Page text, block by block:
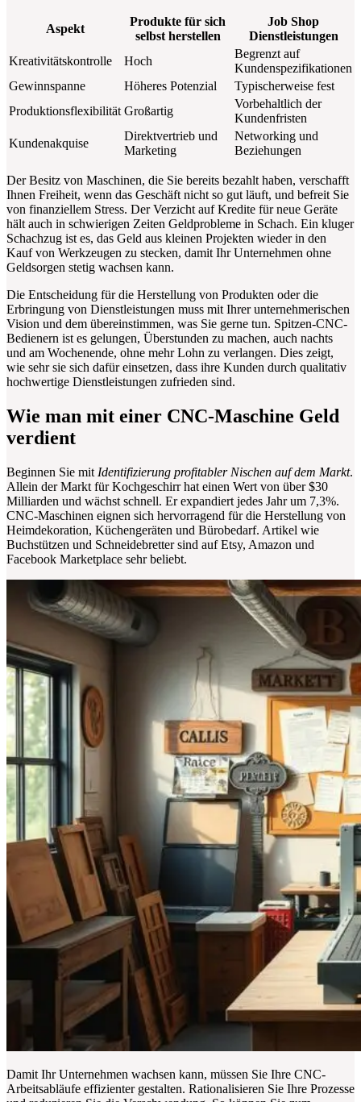
Aspekt
Produkte für sich
selbst herstellen
Job Shop
Dienstleistungen
Kreativitätskontrolle
Hoch
Begrenzt auf
Kundenspezifikationen
Gewinnspanne
Höheres Potenzial
Typischerweise fest
Produktionsflexibilität Großartig
Vorbehaltlich der
Kundenfristen
Kundenakquise
Direktvertrieb und
Marketing
Networking und
Beziehungen
Der Besitz von Maschinen, die Sie bereits bezahlt haben, verschafft
Ihnen Freiheit, wenn das Geschäft nicht so gut läuft, und befreit Sie
von finanziellem Stress. Der Verzicht auf Kredite für neue Geräte
hält auch in schwierigen Zeiten Geldprobleme in Schach. Ein kluger
Schachzug ist es, das Geld aus kleinen Projekten wieder in den
Kauf von Werkzeugen zu stecken, damit Ihr Unternehmen ohne
Geldsorgen stetig wachsen kann.
Die Entscheidung für die Herstellung von Produkten oder die
Erbringung von Dienstleistungen muss mit Ihrer unternehmerischen
Vision und dem übereinstimmen, was Sie gerne tun. Spitzen-CNC-
Bedienern ist es gelungen, Überstunden zu machen, auch nachts
und am Wochenende, ohne mehr Lohn zu verlangen. Dies zeigt,
wie sehr sie sich dafür einsetzen, dass ihre Kunden durch qualitativ
hochwertige Dienstleistungen zufrieden sind.
Wie man mit einer CNC-Maschine Geld
verdient
Beginnen Sie mit Identifizierung profitabler Nischen auf dem Markt.
Allein der Markt für Kochgeschirr hat einen Wert von über $30
Milliarden und wächst schnell. Er expandiert jedes Jahr um 7,3%.
CNC-Maschinen eignen sich hervorragend für die Herstellung von
Heimdekoration, Küchengeräten und Bürobedarf. Artikel wie
Buchstützen und Schneidebretter sind auf Etsy, Amazon und
Facebook Marketplace sehr beliebt.
Damit Ihr Unternehmen wachsen kann, müssen Sie Ihre CNC-
Arbeitsabläufe effizienter gestalten. Rationalisieren Sie Ihre Prozesse